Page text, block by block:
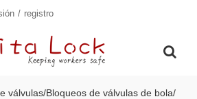
/ registro
válvulas/Bloqueos de válvulas de bola/